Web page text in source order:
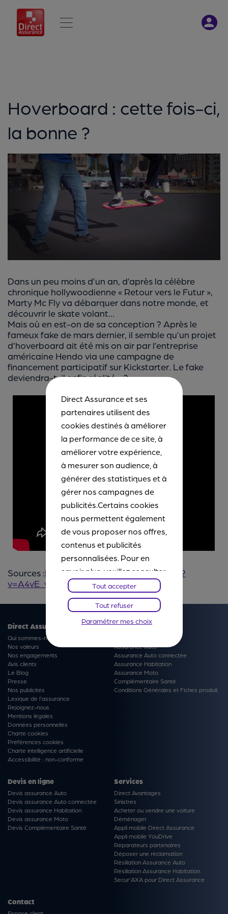
Hoverboard : cette fois-ci,
la bonne ?
Dans un peu moins d’un an, d’après la célèbre
chronique hollywoodienne « Retour vers le Futur »,
Marty Mc Fly va débarquer dans notre monde, et
découvrir le skate volant…
Mais où en est-on de sa conception ? Après le
fameux fake de mars dernier, il semble qu’un projet
d’hoverboard ait été mis on air par l’entreprise
américaine Hendo via une campagne de
financement participatif sur Kickstarter. Le fake
deviendra-t-il enfin réalité… ?
Sources :https://www.youtube.com/watch?
v=A4vE_vpkr90
Direct Assurance
Qui sommes-nous ?
Nos valeurs
Nos engagements
Avis clients
Le Blog
Presse
Nos publicités
Lexique de l'assurance
Rejoignez-nous
Mentions légales
Données personnelles
Charte cookies
Préférences cookies
Charte intelligence artificielle
Accessibilité : non-conforme
Produits
Assurance Auto
Assurance Auto connectée
Assurance Habitation
Assurance Moto
Complémentaire Santé
Conditions Générales et Fiches produit
Devis en ligne
Devis assurance Auto
Devis assurance Auto connectée
Devis assurance Habitation
Devis assurance Moto
Devis Complémentaire Santé
Services
Direct Avantages
Sinistres
Acheter ou vendre une voiture
Déménager
Appli mobile Direct Assurance
Appli mobile YouDrive
Réparateurs partenaires
Déposer une réclamation
Résiliation Assurance Auto
Résiliation Assurance Habitation
Secur'AXA pour Direct Assurance
Contact
Direct Assurance et ses
partenaires utilisent des
cookies destinés à améliorer
la performance de ce site, à
améliorer votre expérience,
à mesurer son audience, à
générer des statistiques et à
gérer nos campagnes de
publicités.Certains cookies
nous permettent également
de vous proposer nos offres,
contenus et publicités
personnalisées. Pour en
savoir plus, veuillez consulter
notre
Chartes Cookies
. Vous
pourrez à tout moment
paramétrer vos choix et
refuser certains cookies.
Tout accepter
Tout refuser
Paramétrer mes choix